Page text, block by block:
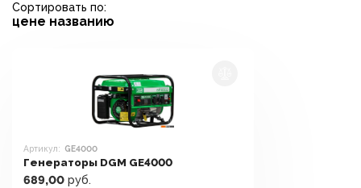
Сортировать по:
цене названию
Артикул: GE4000
Генераторы DGM GE4000
689,00 руб.